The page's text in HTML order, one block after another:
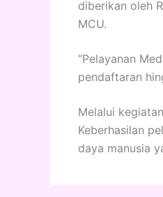
diberikan oleh
MCU.
“Pelayanan
pendaftaran
Melalui
Keberhasilan
daya manusia